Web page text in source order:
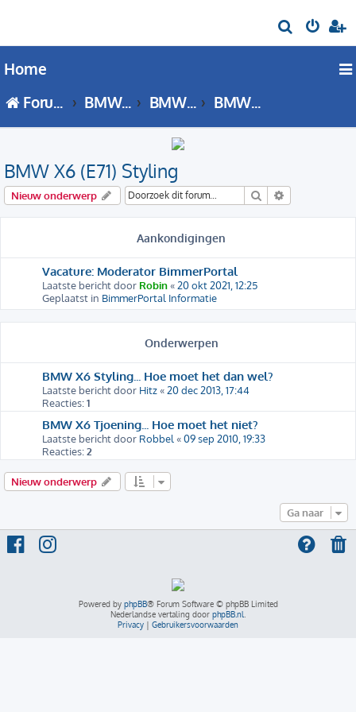
o
Home
Forumoverzicht
BMW X Serie BMW X6 - E71 forum BMW X6 (E71) Styling
BMW X6 (E71) Styling
Nieuw onderwerp Zoek
Aankondigingen
Vacature: Moderator BimmerPortal
Laatste bericht door Robin«20 okt 2021, 12:25
Geplaatst in BimmerPortal Informatie
Onderwerpen
BMW X6 Styling... Hoe moet het dan wel?
Laatste bericht door Hitz«20 dec 2013, 17:44
Reacties:1
BMW X6 Tjoening... Hoe moet het niet?
Laatste bericht door Robbel «09 sep 2010, 19:33
Reacties:2
Nieuw onderwerp
Ga naar
Powered by phpBB® Forum Software © phpBB Limited
Nederlandse vertaling door phpBB.nl
Privacy | Gebruikersvoorwaarden